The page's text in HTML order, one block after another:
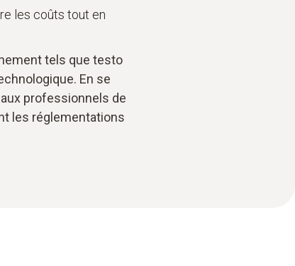
les coûts tout en
tels que testo
En se
professionnels de
les réglementations